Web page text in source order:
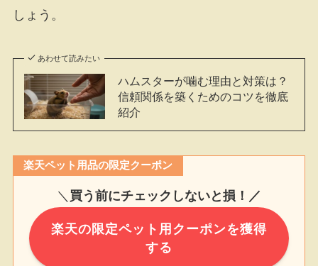
しょう。
あわせて読みたい
ハムスターが噛む理由と対策は？
信頼関係を築くためのコツを徹底
紹介
楽天ペット用品の限定クーポン
＼ 買う前にチェックしないと損！／
楽天の限定ペット用クーポンを獲得
する